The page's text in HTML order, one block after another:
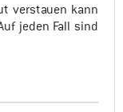
verstauen kann
jeden Fall sind